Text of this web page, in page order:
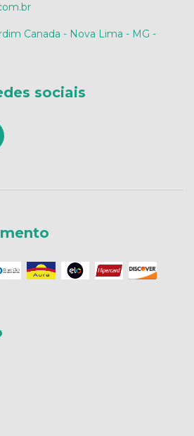
Canada - Nova Lima - MG -
sociais